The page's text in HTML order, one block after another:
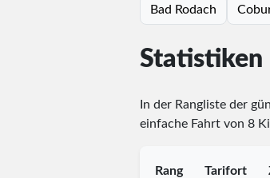
Bad Rodach
Statistiken
In der Rangliste der
einfache Fahrt von 8
Rang Tarifort